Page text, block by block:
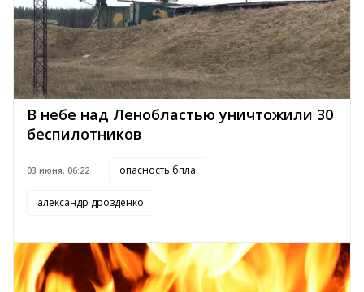
В небе над Ленобластью уничтожили 30
беспилотников
03 июня, 06:22 опасность бпла
александр дрозденко